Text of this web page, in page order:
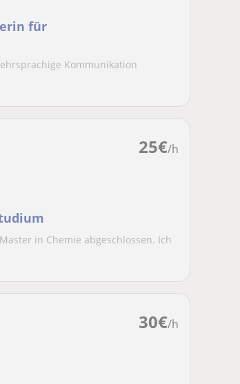
für
Kommunikation
25€/h
in Chemie abgeschlossen. Ich
30€/h